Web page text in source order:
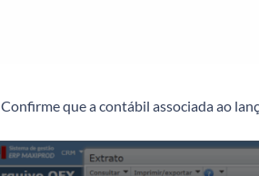
Confirme que a contábil associada ao